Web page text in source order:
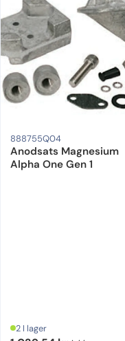
888755Q04
Anodsats Magnesium
Alpha One Gen 1
2 I lager